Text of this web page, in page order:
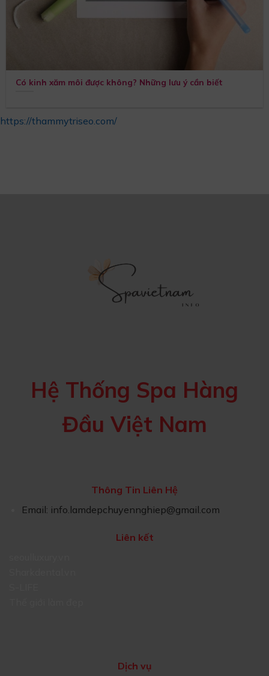
Có kinh xăm môi được không? Những lưu ý cần biết
https://thammytriseo.com/
Hệ Thống Spa Hàng
Đầu Việt Nam
Thông Tin Liên Hệ
Email: info.lamdepchuyennghiep@gmail.com
Liên kết
Dịch vụ